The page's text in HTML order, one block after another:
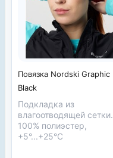
Повязка Nordski Graphic
Black
Подкладка из
влагоотводящей сетки.
100% полиэстер,
+5°...+25°С